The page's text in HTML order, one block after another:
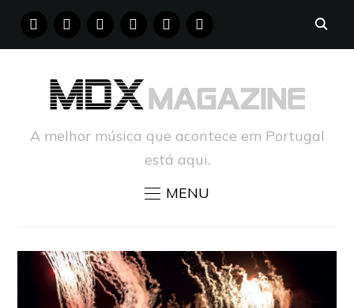
FACEBOOKINSTAGRAM
YOUTUBE PINTERESTTUMBLR
A melhor música que acontece em Portugal
está aqui.
MENU